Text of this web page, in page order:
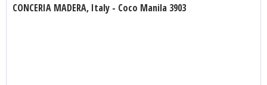
CONCERIA MADERA, Italy - Coco Manila 3903